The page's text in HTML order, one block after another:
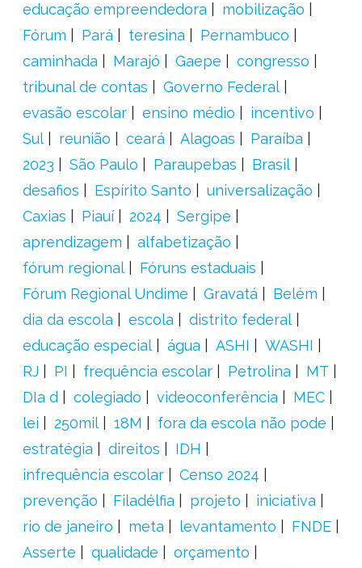
educação empreendedora
mobilização
Fórum
Pará teresina
Pernambuco
caminhada
Marajó Gaepe
congresso
tribunal de contas
Governo Federal
evasão escolar
ensino médio
incentivo
Sul
reunião ceará Alagoas
Paraíba
2023
São Paulo Paraupebas
Brasil
desafios
Espírito Santo
universalização
Caxias
Piauí 2024
Sergipe
aprendizagem
alfabetização
fórum regional
Fóruns estaduais
Fórum Regional Undime
Gravatá
Belém
dia da escola
escola
distrito federal
educação especial
água ASHI
WASHI
RJ
PI frequência escolar Petrolina
MT
DIa d
colegiado videoconferência
MEC
lei
250mil 18M
fora da escola não pode
estratégia
direitos
IDH
infrequência escolar
Censo 2024
prevenção
Filadélfia projeto
iniciativa
rio de janeiro
meta levantamento
FNDE
Asserte
qualidade
orçamento